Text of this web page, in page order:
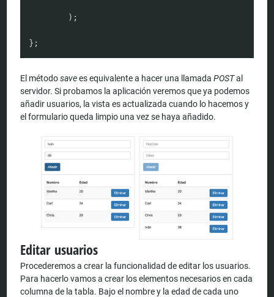
) ;
} ;
El métodosavees equivalente a hacer una llamadaPOSTal
servidor. Si probamos la aplicación veremos que ya podemos
añadir usuarios, la vista es actualizada cuando lo hacemos y
el formulario queda limpio una vez se haya añadido.
Editar usuarios
Procederemos a crear la funcionalidad de editar los usuarios.
Para hacerlo vamos a crear los elementos necesarios en cada
columna de la tabla. Bajo el nombre y la edad de cada uno